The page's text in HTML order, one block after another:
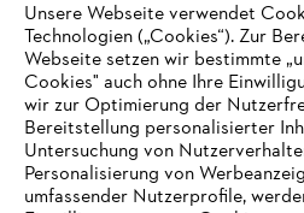
Unsere Webseite verwendet
Technologien („Cookies“). Zur
Webseite setzen wir bestimmte
Cookies" auch ohne Ihre
wir zur Optimierung der
Bereitstellung personalisierter
Untersuchung von
Personalisierung von
umfassender Nutzerprofile,